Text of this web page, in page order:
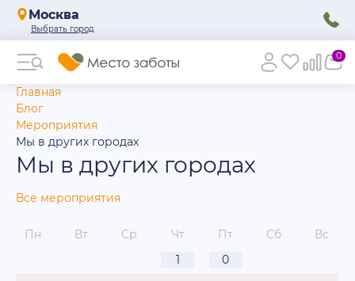
Москва
0
Главная
Блог
Мероприятия
Мы в других городах
Мы в других городах
Все мероприятия
Пн Вт Ср Чт Пт Сб
Вс
1
0